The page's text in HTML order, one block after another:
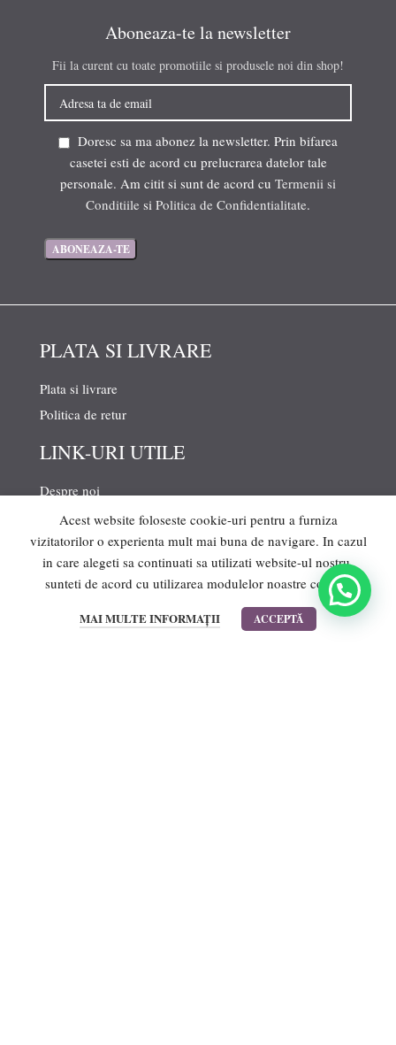
Aboneaza-te la newsletter
Fii la curent cu toate promotiile si produsele noi din shop!
Doresc sa ma abonez la newsletter. Prin bifarea
casetei esti de acord cu prelucrarea datelor tale
personale. Am citit si sunt de acord cu Termenii si
Conditiile si Politica de Confidentialitate.
PLATA SI LIVRARE
Plata si livrare
Politica de retur
LINK-URI UTILE
Despre noi
Politica de confidentialitate
Politica Cookies
Termeni si conditii
Ghid de marimi
DATE CONTACT
Acest website foloseste cookie-uri pentru a furniza
vizitatorilor o experienta mult mai buna de navigare. In cazul
in care alegeti sa continuati sa utilizati website-ul nostru,
sunteti de acord cu utilizarea modulelor noastre cookie.
MAI MULTE INFORMAȚII ACCEPTĂ
Cos Lista de dorinte